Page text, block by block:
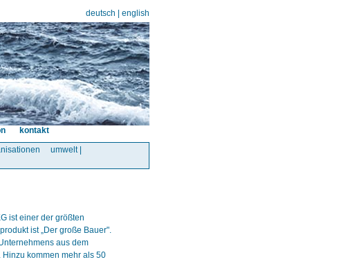
umwelt |
deutsch english
kontakt
ist einer der größten
ist „Der große Bauer".
aus dem
kommen mehr als 50